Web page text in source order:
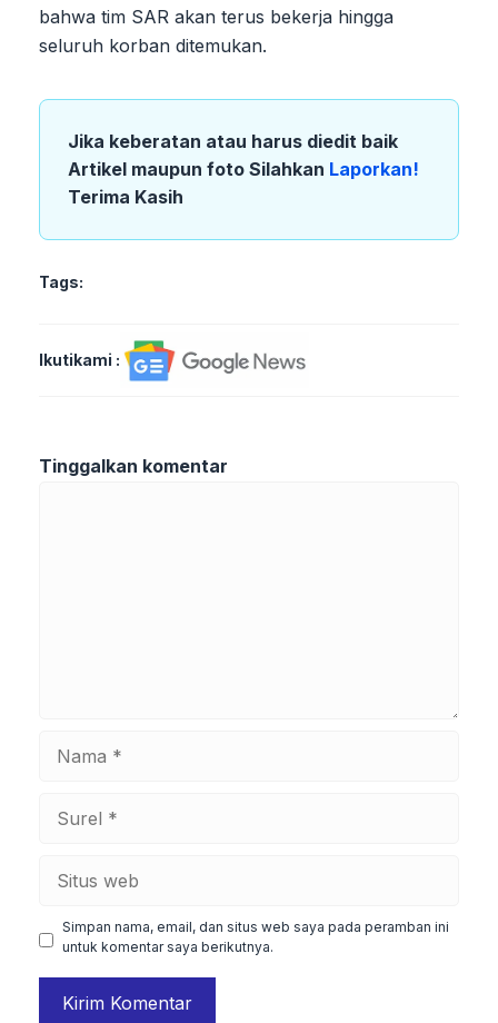
bahwa tim SAR akan terus bekerja hingga
seluruh korban ditemukan.
Jika keberatan atau harus diedit baik
Artikel maupun foto Silahkan Laporkan!
Terima Kasih
Tags:
Ikutikami :
Tinggalkan komentar
Simpan nama, email, dan situs web saya pada peramban ini
untuk komentar saya berikutnya.